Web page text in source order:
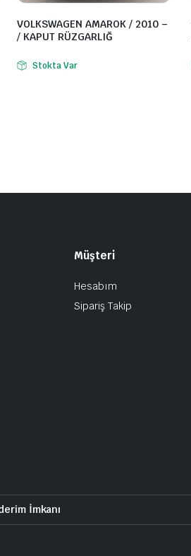
VOLKSWAGEN AMAROK / 2010 –
/ KAPUT RÜZGARLIĞ
Stokta Var
Müşteri
Hesabım
Sipariş Takip
İmkanı